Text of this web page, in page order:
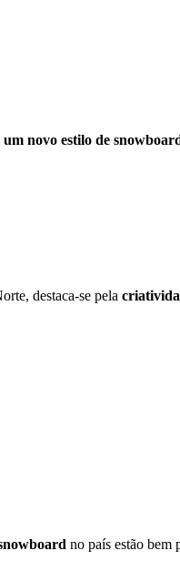
um novo estilo de
destaca-se pela
no país estão bem